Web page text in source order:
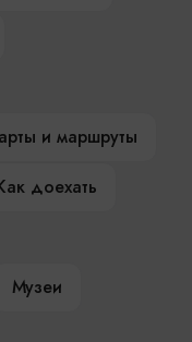
и маршруты
доехать
Музеи